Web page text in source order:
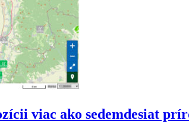
viac ako sedemdesiat